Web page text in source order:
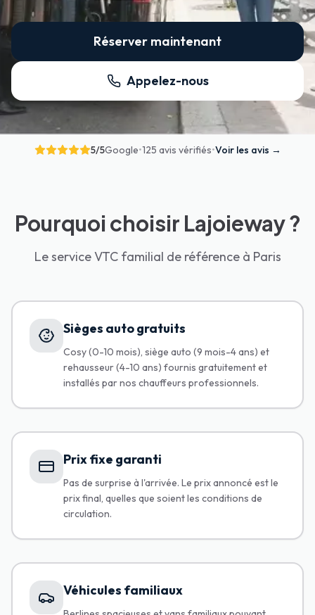
Réserver maintenant
Appelez-nous
5/5Google•125 avis vérifiés•Voir les avis →
Pourquoi choisir Lajoieway ?
Le service VTC familial de référence à Paris
Sièges auto gratuits
Cosy (0-10 mois), siège auto (9 mois-4 ans) et
rehausseur (4-10 ans) fournis gratuitement et
installés par nos chauffeurs professionnels.
Prix fixe garanti
Pas de surprise à l'arrivée. Le prix annoncé est le
prix final, quelles que soient les conditions de
circulation.
Véhicules familiaux